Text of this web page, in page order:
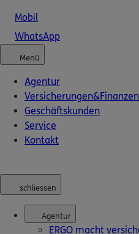
Mobil
WhatsApp
Menü
Agentur
Versicherungen&Finanzen
Geschäftskunden
Service
Kontakt
schliessen
Agentur
ERGO macht